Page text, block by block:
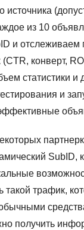
источника
из 10
и отслеживаем
конверт,
статистики
и
SubID,
такой трафик,
получить